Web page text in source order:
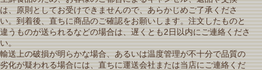
は、原則としてお受けできませんので、あらかじめご了承くださ
い。到着後、直ちに商品のご確認をお願いします。注文したものと
違うものが送られるなどの場合は、遅くとも2日以内にご連絡くださ
い。
輸送上の破損が明らかな場合、あるいは温度管理が不十分で品質の
劣化が疑われる場合には、直ちに運送会社または当店にご連絡くだ